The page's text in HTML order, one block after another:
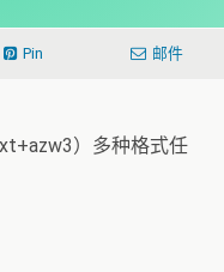
Pin 邮件
）多种格式任